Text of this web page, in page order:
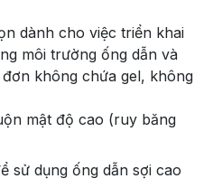
dành cho việc triển khai
môi trường ống dẫn và
không chứa gel, không
mật độ cao (ruy băng
sử dụng ống dẫn sợi cao